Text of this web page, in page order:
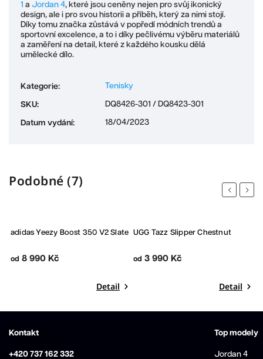
1 a Jordan 4, které jsou ceněny nejen pro svůj ikonický
design, ale i pro svou historii a příběh, který za nimi stojí.
Díky tomu značka zůstává v popředí módních trendů a
sportovní excelence, a to i díky pečlivému výběru materiálů
a zaměření na detail, které z každého kousku dělá
umělecké dílo.
Kategorie: Tenisky
SKU: DQ8426-301 / DQ8423-301
Datum vydání: 18/04/2023
Podobné (7)
Previous
adidas Yeezy Boost 350 V2 Slate
od 8 990 Kč
Detail
UGG Tazz Slipper Chestnut
od 3 990 Kč
Detail
Next
Kontakt
+420 737 162 332
Top modely
Jordan 4